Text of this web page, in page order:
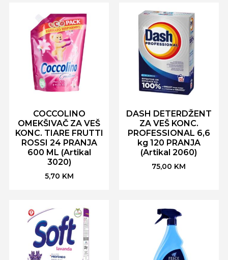
COCCOLINO
OMEKŠIVAČ ZA VEŠ
KONC. TIARE FRUTTI
ROSSI 24 PRANJA
600 ML (Artikal
3020)
5,70 KM
DASH DETERDŽENT
ZA VEŠ KONC.
PROFESSIONAL 6,6
kg 120 PRANJA
(Artikal 2060)
75,00 KM